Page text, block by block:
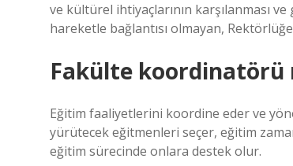
ve kültürel ihtiyaçlarının karşılanması
hareketle bağlantısı olmayan,
Fakülte koordinatörü
Eğitim faaliyetlerini koordine eder ve
yürütecek eğitmenleri seçer, eğitim
eğitim sürecinde onlara destek olur.